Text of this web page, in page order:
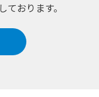
おります。